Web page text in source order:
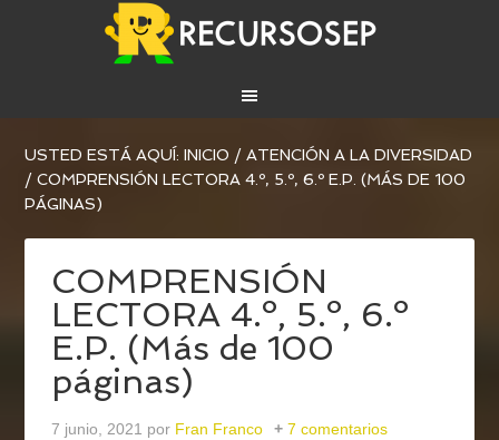
USTED ESTÁ AQUÍ:INICIO / ATENCIÓN A LA DIVERSIDAD
/ COMPRENSIÓN LECTORA 4.º, 5.º, 6.º E.P. (MÁS DE 100
PÁGINAS)
COMPRENSIÓN
LECTORA 4.º, 5.º, 6.º
E.P. (Más de 100
páginas)
7 junio, 2021 por Fran Franco 7 comentarios